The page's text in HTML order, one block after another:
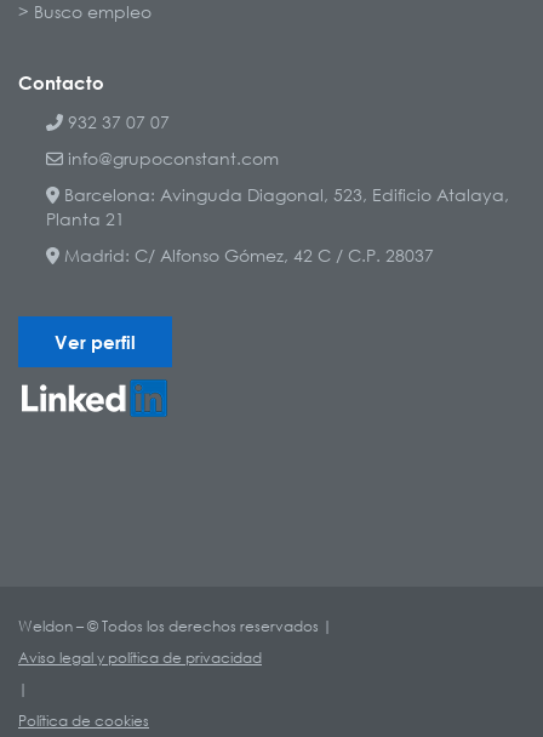
Busco empleo
Contacto
932 37 07 07
info@grupoconstant.com
Barcelona: Avinguda Diagonal, 523, Edificio Atalaya,
Planta 21
Madrid: C/ Alfonso Gómez, 42 C / C.P. 28037
Ver perfil
Weldon – © Todos los derechos reservados |
Aviso legal y política de privacidad
|
Política de cookies